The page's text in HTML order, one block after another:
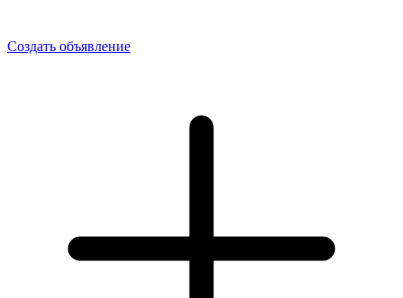
Создать объявление